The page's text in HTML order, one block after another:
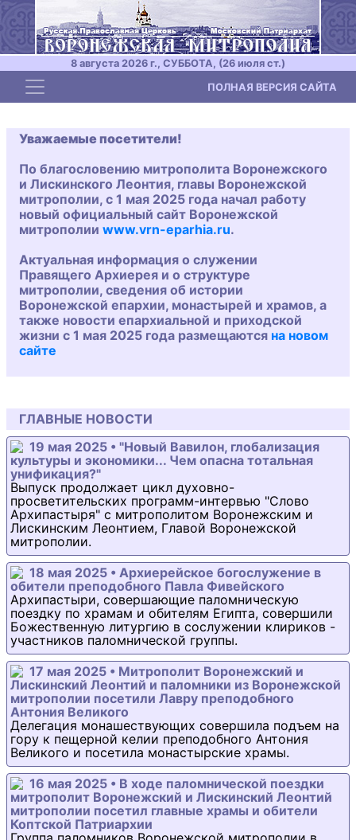
8 августа 2026 г., СУББОТА, (26 июля ст.)
Toggle navigation ПОЛНАЯ ВЕРСИЯ САЙТА
Уважаемые посетители!
По благословению митрополита Воронежского
и Лискинского Леонтия, главы Воронежской
митрополии, с 1 мая 2025 года начал работу
новый официальный сайт Воронежской
митрополии www.vrn-eparhia.ru.
Актуальная информация о служении
Правящего Архиерея и о структуре
митрополии, сведения об истории
Воронежской епархии, монастырей и храмов, а
также новости епархиальной и приходской
жизни с 1 мая 2025 года размещаются на новом
сайте
ГЛАВНЫЕ НОВОСТИ
19 мая 2025 • "Новый Вавилон, глобализация
культуры и экономики... Чем опасна тотальная
унификация?"
Выпуск продолжает цикл духовно-
просветительских программ-интервью "Слово
Архипастыря" с митрополитом Воронежским и
Лискинским Леонтием, Главой Воронежской
митрополии.
18 мая 2025 • Архиерейское богослужение в
обители преподобного Павла Фивейского
Архипастыри, совершающие паломническую
поездку по храмам и обителям Египта, совершили
Божественную литургию в сослужении клириков -
участников паломнической группы.
17 мая 2025 • Митрополит Воронежский и
Лискинский Леонтий и паломники из Воронежской
митрополии посетили Лавру преподобного
Антония Великого
Делегация монашествующих совершила подъем на
гору к пещерной келии преподобного Антония
Великого и посетила монастырские храмы.
16 мая 2025 • В ходе паломнической поездки
митрополит Воронежский и Лискинский Леонтий
митрополии посетил главные храмы и обители
Коптской Патриархии